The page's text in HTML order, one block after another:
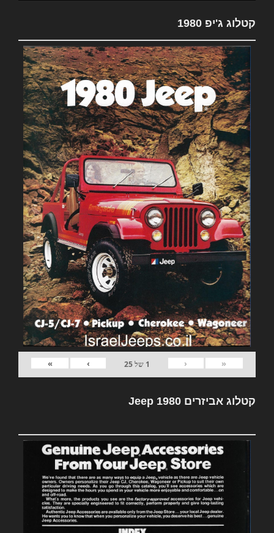
קטלוג ג'יפ 1980
«
‹
1 של25
›
»
קטלוג אביזרים Jeep 1980